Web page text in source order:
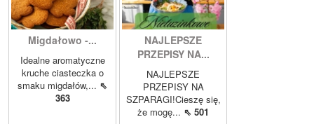
Migdałowo -...
Idealne aromatyczne
kruche ciasteczka o
smaku migdałów,... ⇖
363
NAJLEPSZE
PRZEPISY NA...
NAJLEPSZE
PRZEPISY NA
SZPARAGI!Cieszę się,
że mogę... ⇖ 501